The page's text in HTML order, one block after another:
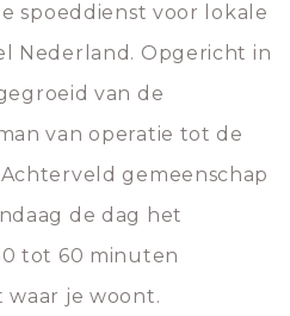
spoeddienst voor lokale
Nederland. Opgericht in
van de
van operatie tot de
gemeenschap
de dag het
tot 60 minuten
waar je woont.